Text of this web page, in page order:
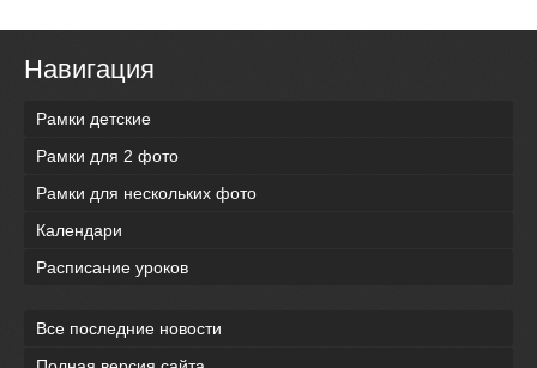
Навигация
Рамки детские
Рамки для 2 фото
Рамки для нескольких фото
Календари
Расписание уроков
Все последние новости